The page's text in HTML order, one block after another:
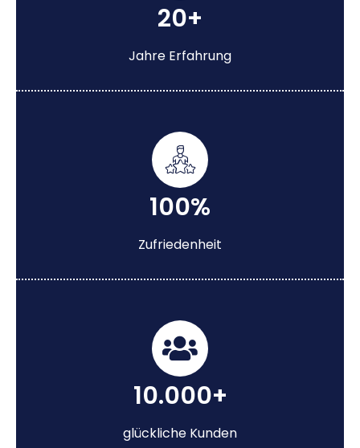
20+
Jahre Erfahrung
100%
Zufriedenheit
10.000+
glückliche Kunden